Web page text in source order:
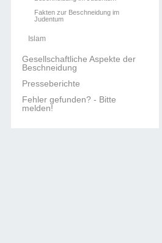
Fakten zur Beschneidung im
Judentum
Islam
Gesellschaftliche Aspekte der
Beschneidung
Presseberichte
Fehler gefunden? - Bitte
melden!